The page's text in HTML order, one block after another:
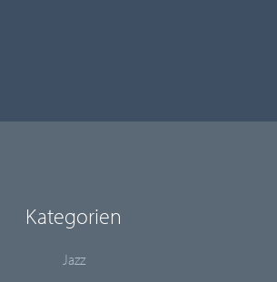
Kategorien
Jazz